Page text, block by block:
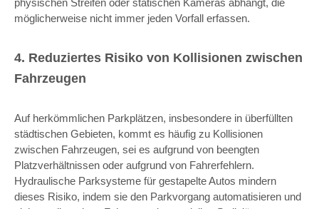
physischen Streifen oder statischen Kameras abhängt, die
möglicherweise nicht immer jeden Vorfall erfassen.
4. Reduziertes Risiko von Kollisionen zwischen
Fahrzeugen
Auf herkömmlichen Parkplätzen, insbesondere in überfüllten
städtischen Gebieten, kommt es häufig zu Kollisionen
zwischen Fahrzeugen, sei es aufgrund von beengten
Platzverhältnissen oder aufgrund von Fahrerfehlern.
Hydraulische Parksysteme für gestapelte Autos mindern
dieses Risiko, indem sie den Parkvorgang automatisieren und